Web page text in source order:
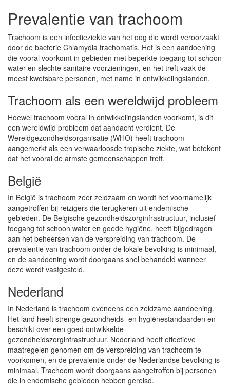
Prevalentie van trachoom
Trachoom is een infectieziekte van het oog die wordt veroorzaakt
door de bacterie Chlamydia trachomatis. Het is een aandoening
die vooral voorkomt in gebieden met beperkte toegang tot schoon
water en slechte sanitaire voorzieningen, en het treft vaak de
meest kwetsbare personen, met name in ontwikkelingslanden.
Trachoom als een wereldwijd probleem
Hoewel trachoom vooral in ontwikkelingslanden voorkomt, is dit
een wereldwijd probleem dat aandacht verdient. De
Wereldgezondheidsorganisatie (WHO) heeft trachoom
aangemerkt als een verwaarloosde tropische ziekte, wat betekent
dat het vooral de armste gemeenschappen treft.
België
In België is trachoom zeer zeldzaam en wordt het voornamelijk
aangetroffen bij reizigers die terugkeren uit endemische
gebieden. De Belgische gezondheidszorginfrastructuur, inclusief
toegang tot schoon water en goede hygiëne, heeft bijgedragen
aan het beheersen van de verspreiding van trachoom. De
prevalentie van trachoom onder de lokale bevolking is minimaal,
en de aandoening wordt doorgaans snel behandeld wanneer
deze wordt vastgesteld.
Nederland
In Nederland is trachoom eveneens een zeldzame aandoening.
Het land heeft strenge gezondheids- en hygiënestandaarden en
beschikt over een goed ontwikkelde
gezondheidszorginfrastructuur. Nederland heeft effectieve
maatregelen genomen om de verspreiding van trachoom te
voorkomen, en de prevalentie onder de Nederlandse bevolking is
minimaal. Trachoom wordt doorgaans aangetroffen bij personen
die in endemische gebieden hebben gereisd.